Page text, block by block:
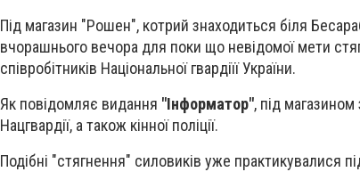
Під магазин "Рошен", котрий знаходиться біля
вчорашнього вечора для поки що невідомої мети
співробітників Національної гвардіїї України.
Як повідомляє видання "Інформатор", під магазином
Нацгвардії, а також кінної поліції.
Подібні "стягнення" силовиків уже практикувалися